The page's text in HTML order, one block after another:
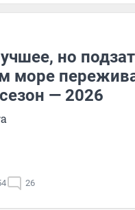
но
море
— 2026
26